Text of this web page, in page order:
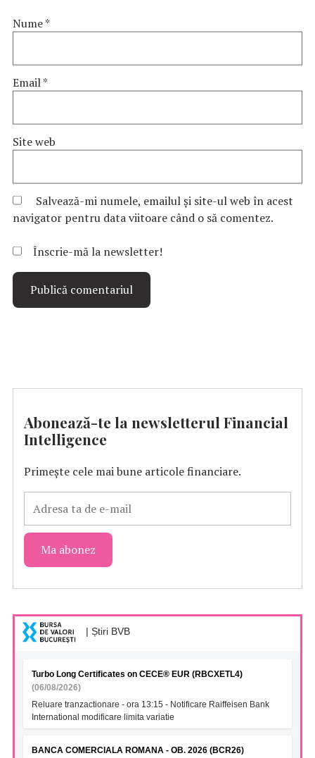
Nume*
Email*
Site web
Salvează-mi numele, emailul și site-ul web în acest
navigator pentru data viitoare când o să comentez.
Înscrie-mă la newsletter!
Abonează-te la newsletterul Financial
Intelligence
Primește cele mai bune articole financiare.
| Știri BVB
Turbo Long Certificates on CECE® EUR (RBCXETL4)
(06/08/2026)
Reluare tranzactionare - ora 13:15 - Notificare Raiffeisen Bank
International modificare limita variatie
BANCA COMERCIALA ROMANA - OB. 2026 (BCR26)